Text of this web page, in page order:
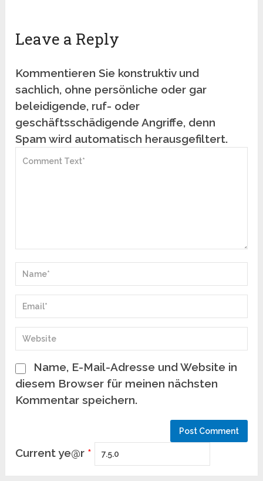
Leave a Reply
Kommentieren Sie konstruktiv und
sachlich, ohne persönliche oder gar
beleidigende, ruf- oder
geschäftsschädigende Angriffe, denn
Spam wird automatisch herausgefiltert.
Name, E-Mail-Adresse und Website in
diesem Browser für meinen nächsten
Kommentar speichern.
Current ye@r *